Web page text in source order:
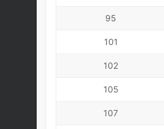
95
101
102
105
107